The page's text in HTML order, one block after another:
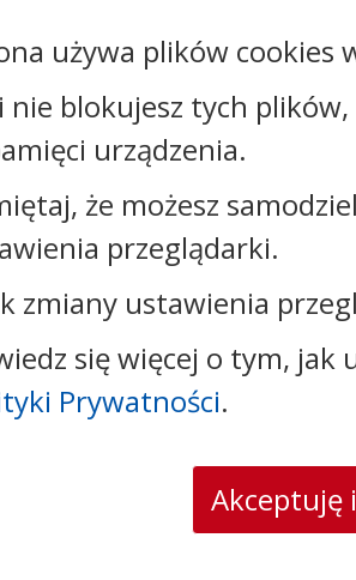
Rejestr
Bukowcu
Kontakt:
tel.:
e-mail:
skrytka ePUAP:
używa plików cookies
nie blokujesz tych
urządzenia.
że możesz
przeglądarki.
zmiany ustawienia
się więcej o tym, jak
Prywatności.
Akceptuję